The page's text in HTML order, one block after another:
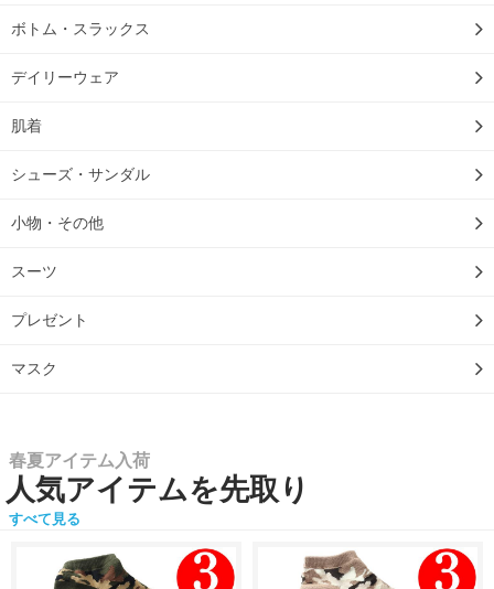
ボトム・スラックス
デイリーウェア
肌着
シューズ・サンダル
小物・その他
スーツ
プレゼント
マスク
春夏アイテム入荷
人気アイテムを先取り
すべて見る